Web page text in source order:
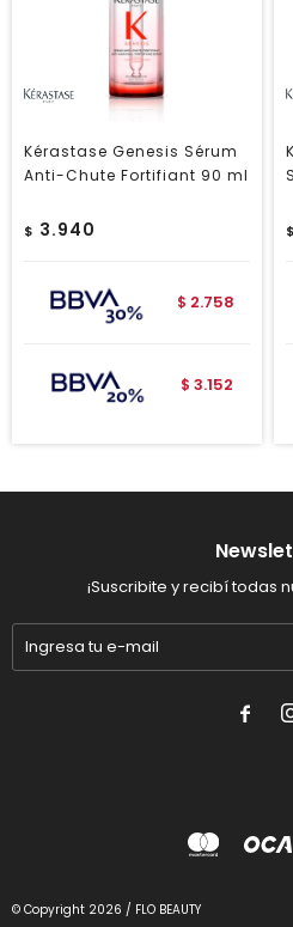
Kérastase Genesis Sérum
Anti-Chute Fortifiant 90 ml
$ 3.940
$ 2.758
$ 3.152
$
¡Suscribite y recibí todas

© Copyright 2026 / FLO BEAUTY